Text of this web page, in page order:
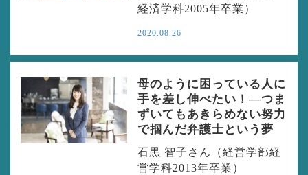
経済学科2005年卒業）
2020.08.26
母のように困っている人に
手を差し伸べたい！―つま
ずいてもあきらめない努力
で掴んだ弁護士という夢
石黒 智子さん（経営学部経
営学科2013年卒業）